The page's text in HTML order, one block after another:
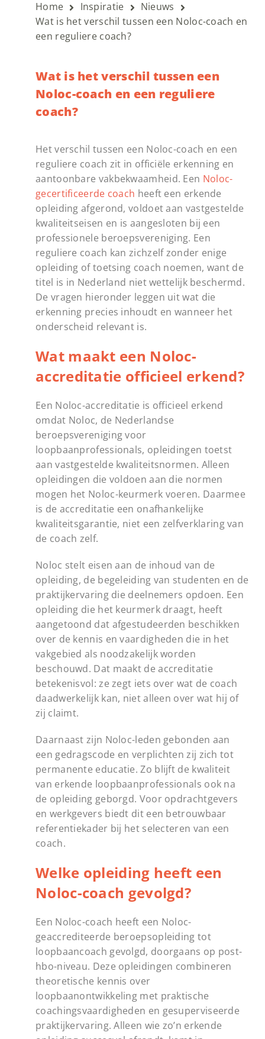
Home Inspiratie
Nieuws
Wat is het verschil tussen een Noloc-coach en
een reguliere coach?
Wat is het verschil tussen een
Noloc-coach en een reguliere
coach?
Het verschil tussen een Noloc-coach en een
reguliere coach zit in officiële erkenning en
aantoonbare vakbekwaamheid. Een Noloc-
gecertificeerde coach heeft een erkende
opleiding afgerond, voldoet aan vastgestelde
kwaliteitseisen en is aangesloten bij een
professionele beroepsvereniging. Een
reguliere coach kan zichzelf zonder enige
opleiding of toetsing coach noemen, want de
titel is in Nederland niet wettelijk beschermd.
De vragen hieronder leggen uit wat die
erkenning precies inhoudt en wanneer het
onderscheid relevant is.
Wat maakt een Noloc-
accreditatie officieel erkend?
Een Noloc-accreditatie is officieel erkend
omdat Noloc, de Nederlandse
beroepsvereniging voor
loopbaanprofessionals, opleidingen toetst
aan vastgestelde kwaliteitsnormen. Alleen
opleidingen die voldoen aan die normen
mogen het Noloc-keurmerk voeren. Daarmee
is de accreditatie een onafhankelijke
kwaliteitsgarantie, niet een zelfverklaring van
de coach zelf.
Noloc stelt eisen aan de inhoud van de
opleiding, de begeleiding van studenten en de
praktijkervaring die deelnemers opdoen. Een
opleiding die het keurmerk draagt, heeft
aangetoond dat afgestudeerden beschikken
over de kennis en vaardigheden die in het
vakgebied als noodzakelijk worden
beschouwd. Dat maakt de accreditatie
betekenisvol: ze zegt iets over wat de coach
daadwerkelijk kan, niet alleen over wat hij of
zij claimt.
Daarnaast zijn Noloc-leden gebonden aan
een gedragscode en verplichten zij zich tot
permanente educatie. Zo blijft de kwaliteit
van erkende loopbaanprofessionals ook na
de opleiding geborgd. Voor opdrachtgevers
en werkgevers biedt dit een betrouwbaar
referentiekader bij het selecteren van een
coach.
Welke opleiding heeft een
Noloc-coach gevolgd?
Een Noloc-coach heeft een Noloc-
geaccrediteerde beroepsopleiding tot
loopbaancoach gevolgd, doorgaans op post-
hbo-niveau. Deze opleidingen combineren
theoretische kennis over
loopbaanontwikkeling met praktische
coachingsvaardigheden en gesuperviseerde
praktijkervaring. Alleen wie zo’n erkende